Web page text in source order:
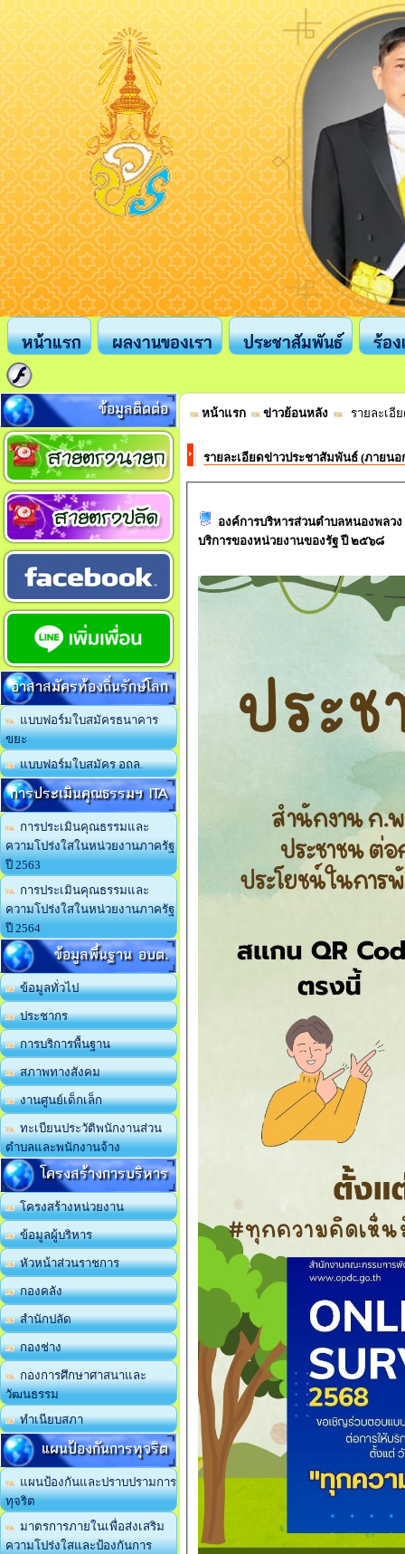
หน้าแรก ผลงานของเรา ประชาสัมพันธ์ ร้อ
ข้อมูลติดต่อ
อาสาสมัครท้องถิ่นรักษ์โลก
แบบฟอร์มใบสมัครธนาคาร
ขยะ
แบบฟอร์มใบสมัคร อถล.
การประเมินคุณธรรมฯ ITA
การประเมินคุณธรรมและ
ความโปร่งใสในหน่วยงานภาครัฐ
ปี 2563
การประเมินคุณธรรมและ
ความโปร่งใสในหน่วยงานภาครัฐ
ปี 2564
ข้อมูลพื้นฐาน อบต.
ข้อมูลทั่วไป
ประชากร
การบริการพื้นฐาน
สภาพทางสังคม
งานศูนย์เด็กเล็ก
ทะเบียนประวัติพนักงานส่วน
ตำบลและพนักงานจ้าง
โครงสร้างการบริหาร
โครงสร้างหน่วยงาน
ข้อมูลผู้บริหาร
หัวหน้าส่วนราชการ
กองคลัง
สำนักปลัด
กองช่าง
กองการศึกษาศาสนาและ
วัฒนธรรม
ทำเนียบสภา
แผนป้องกันการทุจริต
แผนป้องกันและปราบปรามการ
ทุจริต
มาตรการภายในเพื่อส่งเสริม
ความโปร่งใสและป้องกันการ
หน้าแรก ข่าวย้อนหลัง รายละเอี
รายละเอียดข่าวประชาสัมพันธ์ (ภายน
องค์การบริหารส่วนตำบลหนองพลว
บริการของหน่วยงานของรัฐ ปี ๒๕๖๘